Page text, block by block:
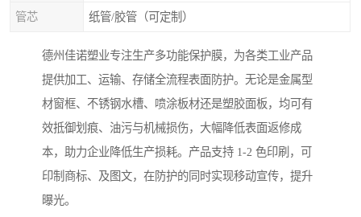
管芯 纸管/胶管（可定制）
德州佳诺塑业专注生产多功能保护膜，为各类工业产品
提供加工、运输、存储全流程表面防护。无论是金属型
材窗框、不锈钢水槽、喷涂板材还是塑胶面板，均可有
效抵御划痕、油污与机械损伤，大幅降低表面返修成
本，助力企业降低生产损耗。产品支持 1-2 色印刷，可
印制商标、及图文，在防护的同时实现移动宣传，提升
曝光。